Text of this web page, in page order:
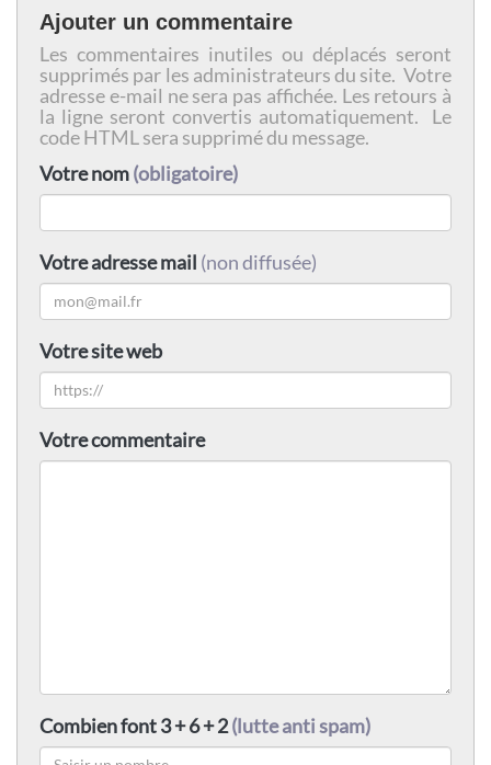
Ajouter un commentaire
Les commentaires inutiles ou déplacés seront
supprimés par les administrateurs du site. Votre
adresse e-mail ne sera pas affichée. Les retours à
la ligne seront convertis automatiquement. Le
code HTML sera supprimé du message.
Votre nom(obligatoire)
Votre adresse mail (non diffusée)
Votre site web
Votre commentaire
Combien font 3 + 6 + 2(lutte anti spam)